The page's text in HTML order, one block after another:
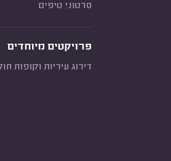
סרטוני טיפים
פרויקטים מיוחדים
דירוג עיריות וקופות